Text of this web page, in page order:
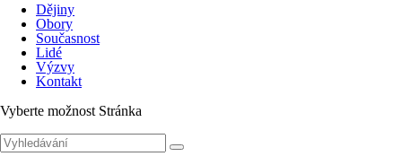
Dějiny
Obory
Současnost
Lidé
Výzvy
Kontakt
Vyberte možnost Stránka